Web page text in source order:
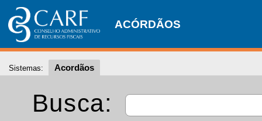
ACÓRDÃOS
Sistemas: Acordãos
Busca: